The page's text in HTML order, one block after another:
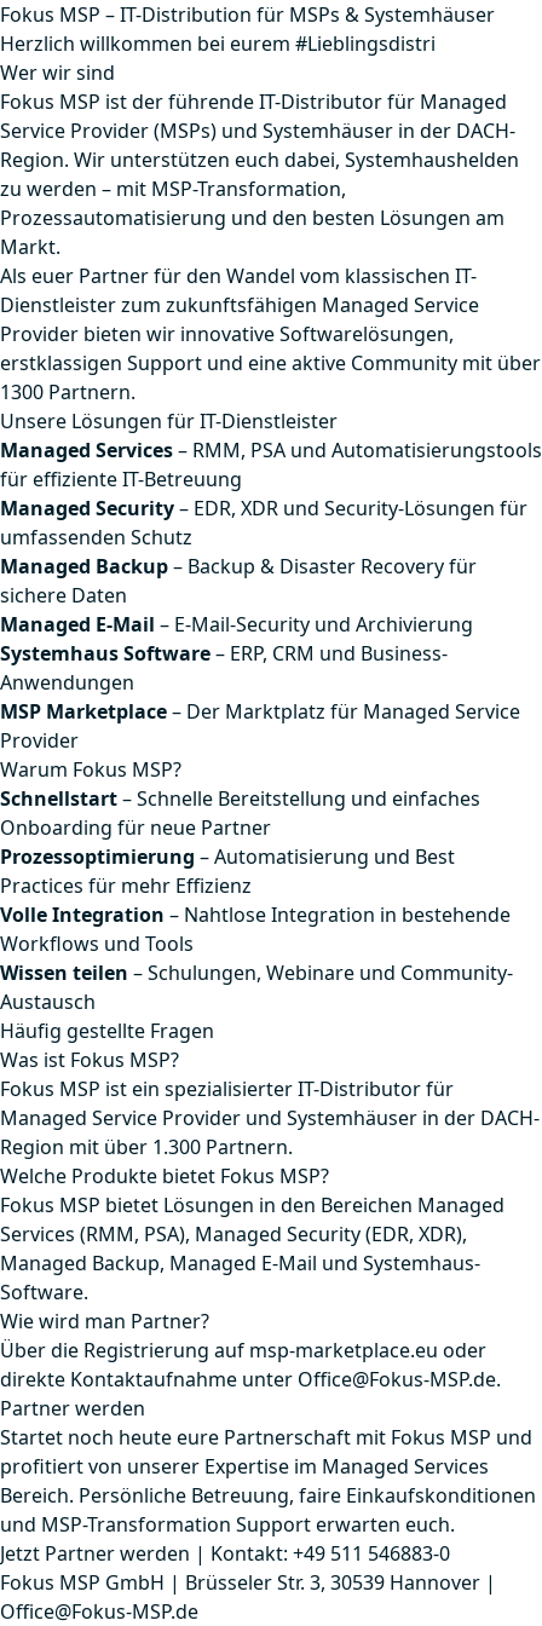
Fokus MSP – IT-Distribution für MSPs & Systemhäuser
Herzlich willkommen bei eurem #Lieblingsdistri
Wer wir sind
Fokus MSP ist der führende IT-Distributor für Managed
Service Provider (MSPs) und Systemhäuser in der DACH-
Region. Wir unterstützen euch dabei, Systemhaushelden
zu werden – mit MSP-Transformation,
Prozessautomatisierung und den besten Lösungen am
Markt.
Als euer Partner für den Wandel vom klassischen IT-
Dienstleister zum zukunftsfähigen Managed Service
Provider bieten wir innovative Softwarelösungen,
erstklassigen Support und eine aktive Community mit über
1300 Partnern.
Unsere Lösungen für IT-Dienstleister
Managed Services– RMM, PSA und Automatisierungstools
für effiziente IT-Betreuung
Managed Security– EDR, XDR und Security-Lösungen für
umfassenden Schutz
Managed Backup– Backup & Disaster Recovery für
sichere Daten
Managed E-Mail – E-Mail-Security und Archivierung
Systemhaus Software– ERP, CRM und Business-
Anwendungen
MSP Marketplace– Der Marktplatz für Managed Service
Provider
Warum Fokus MSP?
Schnellstart– Schnelle Bereitstellung und einfaches
Onboarding für neue Partner
Prozessoptimierung – Automatisierung und Best
Practices für mehr Effizienz
Volle Integration – Nahtlose Integration in bestehende
Workflows und Tools
Wissen teilen – Schulungen, Webinare und Community-
Austausch
Häufig gestellte Fragen
Was ist Fokus MSP?
Fokus MSP ist ein spezialisierter IT-Distributor für
Managed Service Provider und Systemhäuser in der DACH-
Region mit über 1.300 Partnern.
Welche Produkte bietet Fokus MSP?
Fokus MSP bietet Lösungen in den Bereichen Managed
Services (RMM, PSA), Managed Security (EDR, XDR),
Managed Backup, Managed E-Mail und Systemhaus-
Software.
Wie wird man Partner?
Über die Registrierung auf msp-marketplace.eu oder
direkte Kontaktaufnahme unter Office@Fokus-MSP.de.
Partner werden
Startet noch heute eure Partnerschaft mit Fokus MSP und
profitiert von unserer Expertise im Managed Services
Bereich. Persönliche Betreuung, faire Einkaufskonditionen
und MSP-Transformation Support erwarten euch.
Jetzt Partner werden | Kontakt: +49 511 546883-0
Fokus MSP GmbH | Brüsseler Str. 3, 30539 Hannover |
Office@Fokus-MSP.de